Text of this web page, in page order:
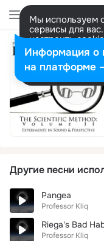
Мы используем
сервисы для
настроить
представитель.
Разрешить все
Другие песни
Pangea
Professor Kliq
Riega's Bad
Professor Kliq
Информация о
на платформе